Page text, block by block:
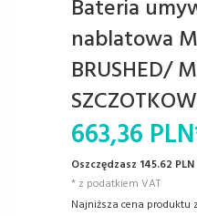
Bateria
nablatowa
BRUSHED/
663,36
Oszczędzasz 145.62 PLN
* z podatkiem VAT
Najniższa cena produktu